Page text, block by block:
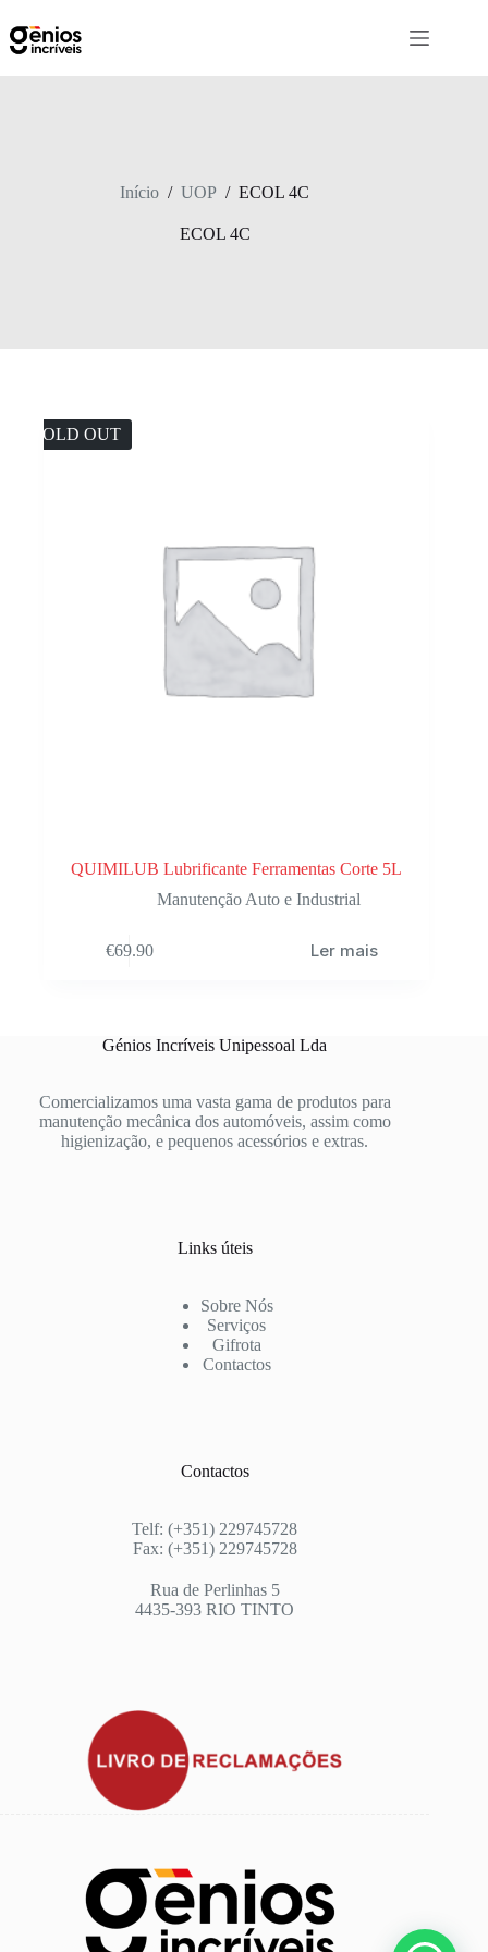
Início / UOP / ECOL 4C
ECOL 4C
SOLD OUT
QUIMILUB Lubrificante Ferramentas Corte 5L
Manutenção Auto e Industrial
€69.90 Ler mais
Génios Incríveis Unipessoal Lda
Comercializamos uma vasta gama de produtos para
manutenção mecânica dos automóveis, assim como
higienização, e pequenos acessórios e extras.
Links úteis
Sobre Nós
Serviços
Gifrota
Contactos
Contactos
Telf: (+351) 229745728
Fax: (+351) 229745728
Rua de Perlinhas 5
4435-393 RIO TINTO